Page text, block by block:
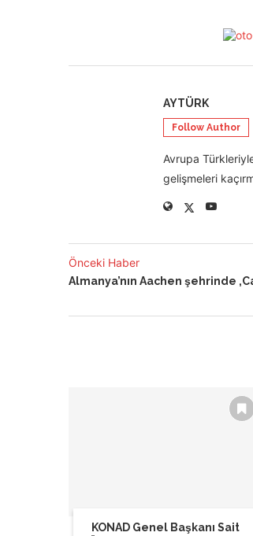
AYTÜRK
Follow Author
Avrupa
gelişmeleri
Önceki Haber
Almanya’nın Aachen şehrinde
KONAD Genel Başkanı Sait